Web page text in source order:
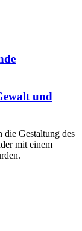
und
die Gestaltung des
mit einem